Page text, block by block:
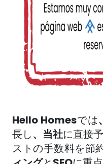
Hello Homesでは
長し、 当社に直接
ストの手数料を節